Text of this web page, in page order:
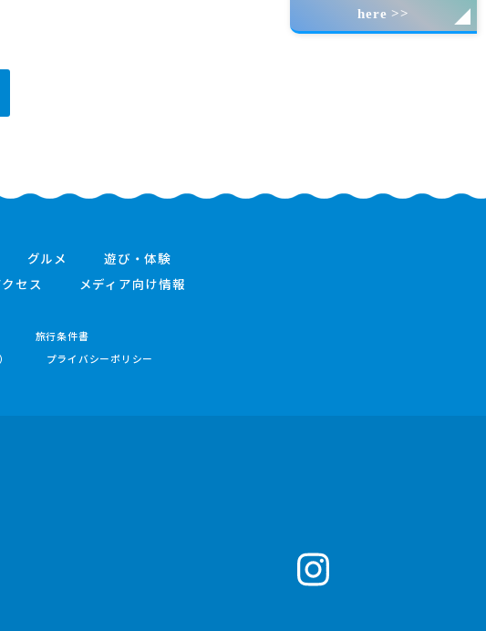
here >>
グルメ
遊び・体験
セス メディア向け情報
旅行条件書
プライバシーポリシー